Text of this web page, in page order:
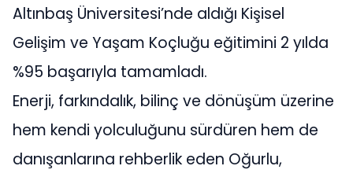
Altınbaş Üniversitesi’nde aldığı Kişisel
Gelişim ve Yaşam Koçluğu eğitimini 2 yılda
%95 başarıyla tamamladı.
Enerji, farkındalık, bilinç ve dönüşüm üzerine
hem kendi yolculuğunu sürdüren hem de
danışanlarına rehberlik eden Oğurlu,